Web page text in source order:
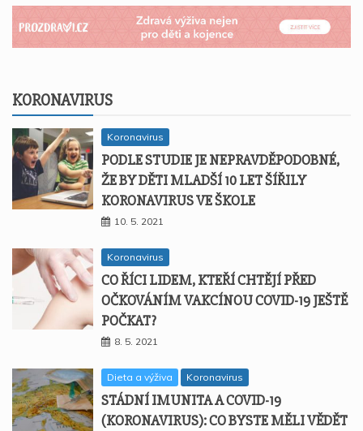
KORONAVIRUS
Koronavirus
PODLE STUDIE JE NEPRAVDĚPODOBNÉ,
ŽE BY DĚTI MLADŠÍ 10 LET ŠÍŘILY
KORONAVIRUS VE ŠKOLE
10. 5. 2021
Koronavirus
CO ŘÍCI LIDEM, KTEŘÍ CHTĚJÍ PŘED
OČKOVÁNÍM VAKCÍNOU COVID-19 JEŠTĚ
POČKAT?
8. 5. 2021
Dieta a výživa Koronavirus
STÁDNÍ IMUNITA A COVID-19
(KORONAVIRUS): CO BYSTE MĚLI VĚDĚT